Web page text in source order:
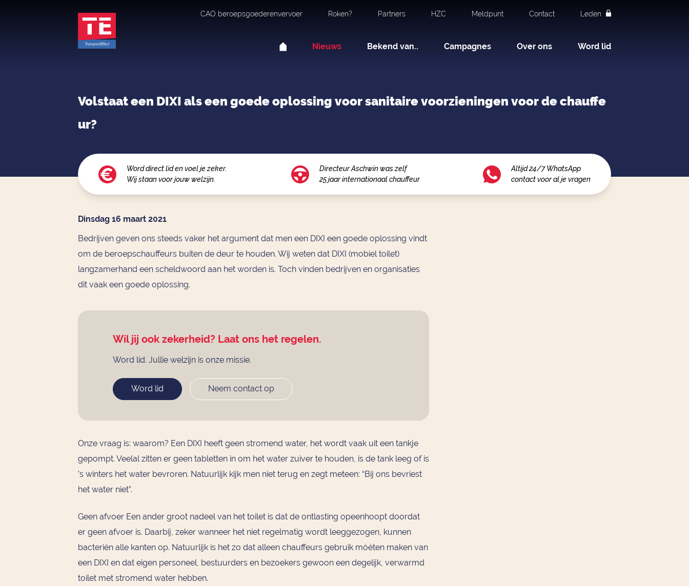
CAO beroepsgoederenvervoer Roken? Partners HZC Meldpunt Contact Leden
Nieuws Bekend van.. Campagnes Over ons Word lid
Volstaat een DIXI als een goede oplossing voor sanitaire voorzieningen voor de chauffe
ur?
Word direct lid en voel je zeker.
Wij staan voor jouw welzijn.
Directeur Aschwin was zelf
25 jaar internationaal chauffeur
Altijd 24/7 WhatsApp
contact voor al je vragen
Dinsdag 16 maart 2021
Bedrijven geven ons steeds vaker het argument dat men een DIXI een goede oplossing vindt
om de beroepschauffeurs buiten de deur te houden. Wij weten dat DIXI (mobiel toilet)
langzamerhand een scheldwoord aan het worden is. Toch vinden bedrijven en organisaties
dit vaak een goede oplossing.
Wil jij ook zekerheid? Laat ons het regelen.
Word lid. Jullie welzijn is onze missie.
Word lid Neem contact op
Onze vraag is: waarom? Een DIXI heeft geen stromend water, het wordt vaak uit een tankje
gepompt. Veelal zitten er geen tabletten in om het water zuiver te houden, is de tank leeg of is
’s winters het water bevroren. Natuurlijk kijk men niet terug en zegt meteen: “Bij ons bevriest
het water niet”.
Geen afvoer Een ander groot nadeel van het toilet is dat de ontlasting opeenhoopt doordat
er geen afvoer is. Daarbij, zeker wanneer het niet regelmatig wordt leeggezogen, kunnen
bacteriën alle kanten op. Natuurlijk is het zo dat alleen chauffeurs gebruik móéten maken van
een DIXI en dat eigen personeel, bestuurders en bezoekers gewoon een degelijk, verwarmd
toilet met stromend water hebben.